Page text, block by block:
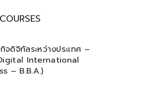
จดิจิทัลระหว่างประเทศ –
International
– B.B.A.)